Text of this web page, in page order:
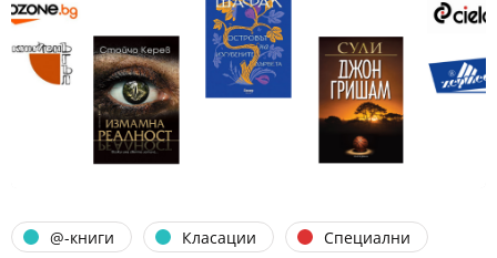
@-книги Класации Специални